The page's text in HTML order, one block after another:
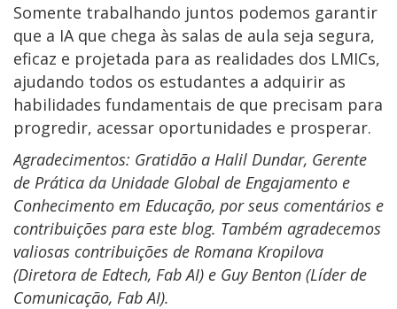
Somente trabalhando juntos podemos garantir
que a IA que chega às salas de aula seja segura,
eficaz e projetada para as realidades dos LMICs,
ajudando todos os estudantes a adquirir as
habilidades fundamentais de que precisam para
progredir, acessar oportunidades e prosperar.
Agradecimentos: Gratidão a Halil Dundar, Gerente
de Prática da Unidade Global de Engajamento e
Conhecimento em Educação, por seus comentários e
contribuições para este blog. Também agradecemos
valiosas contribuições de Romana Kropilova
(Diretora de Edtech, Fab AI) e Guy Benton (Líder de
Comunicação, Fab AI).